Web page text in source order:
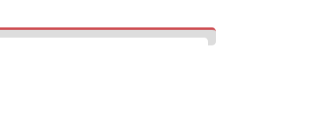
গলে যাওয়া হিমবাহ থেকে মিলল ৩৭ বছর